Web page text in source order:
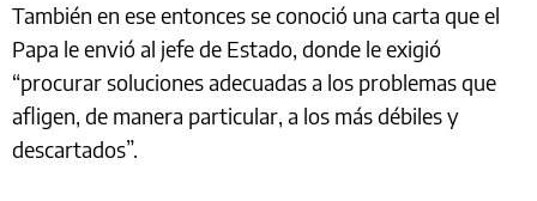
También en ese entonces se conoció una carta que el
Papa le envió al jefe de Estado, donde le exigió
“procurar soluciones adecuadas a los problemas que
afligen, de manera particular, a los más débiles y
descartados”.